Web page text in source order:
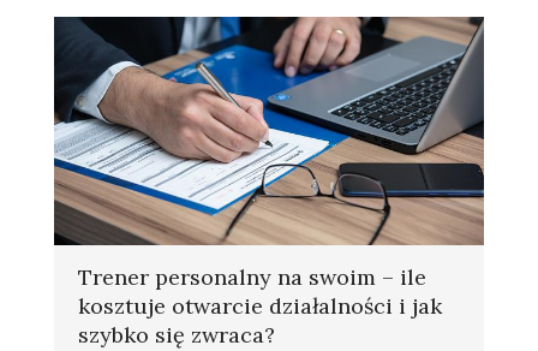
Trener personalny na swoim – ile
kosztuje otwarcie działalności i jak
szybko się zwraca?